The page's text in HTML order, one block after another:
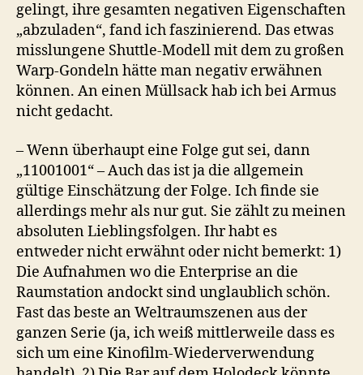
gelingt, ihre gesamten negativen Eigenschaften
„abzuladen“, fand ich faszinierend. Das etwas
misslungene Shuttle-Modell mit dem zu großen
Warp-Gondeln hätte man negativ erwähnen
können. An einen Müllsack hab ich bei Armus
nicht gedacht.
– Wenn überhaupt eine Folge gut sei, dann
„11001001“ – Auch das ist ja die allgemein
gültige Einschätzung der Folge. Ich finde sie
allerdings mehr als nur gut. Sie zählt zu meinen
absoluten Lieblingsfolgen. Ihr habt es
entweder nicht erwähnt oder nicht bemerkt: 1)
Die Aufnahmen wo die Enterprise an die
Raumstation andockt sind unglaublich schön.
Fast das beste an Weltraumszenen aus der
ganzen Serie (ja, ich weiß mittlerweile dass es
sich um eine Kinofilm-Wiederverwendung